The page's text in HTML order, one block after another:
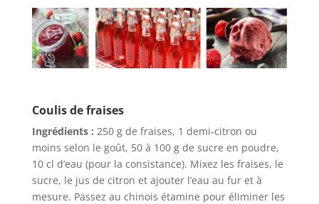
Coulis de fraises
Ingrédients : 250 g de fraises, 1 demi-citron ou
moins selon le goût, 50 à 100 g de sucre en poudre,
10 cl d’eau (pour la consistance). Mixez les fraises, le
sucre, le jus de citron et ajouter l’eau au fur et à
mesure. Passez au chinois étamine pour éliminer les